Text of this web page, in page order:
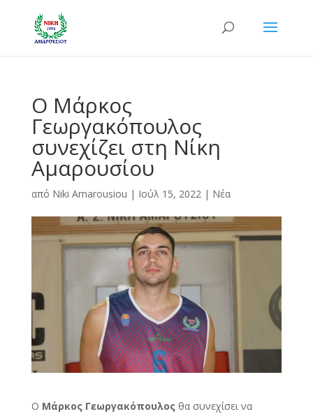
Ο Μάρκος
Γεωργακόπουλος
συνεχίζει στη Νίκη
Αμαρουσίου
από Niki Amarousiou | Ιούλ 15, 2022| Νέα
Ο Μάρκος Γεωργακόπουλοςθα συνεχίσει να